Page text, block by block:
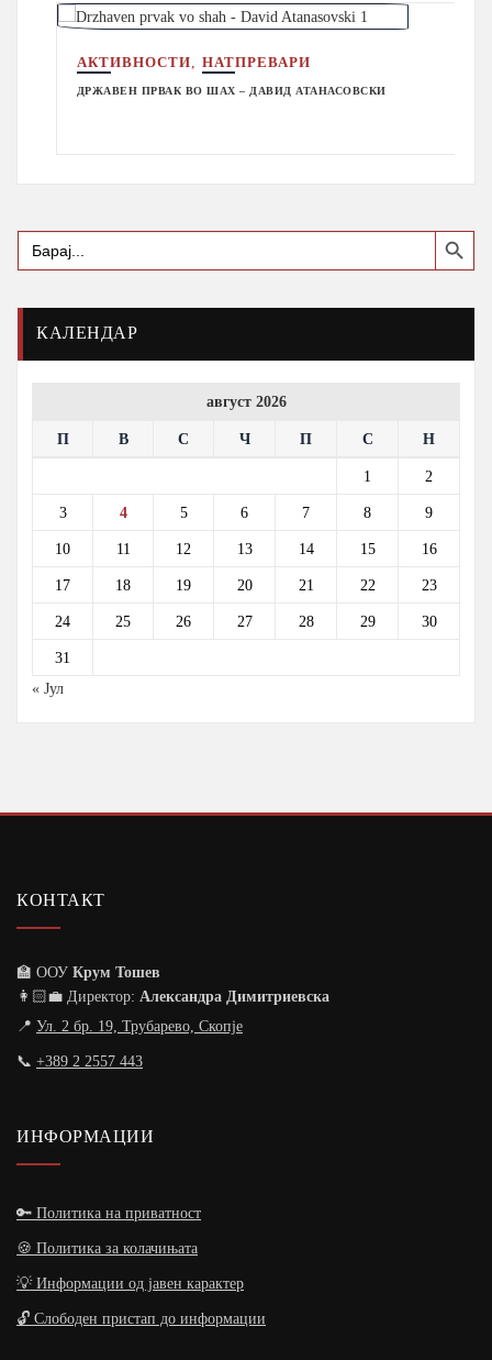
АКТИВНОСТИ,НАТПРЕВАРИ
ДРЖАВЕН ПРВАК ВО ШАХ – ДАВИД АТАНАСОВСКИ
Search
for:
Search Button
КАЛЕНДАР
август 2026
П В С Ч П С Н
1 2
3 4 5 6 7 8 9
10 11 12 13 14 15 16
17 18 19 20 21 22 23
24 25 26 27 28 29 30
31
« Јул
КОНТАКТ
🏫 ООУ Крум Тошев
👩🏻‍💼 Директор: Александра Димитриевска
📍 Ул. 2 бр. 19, Трубарево, Скопје
📞 +389 2 2557 443
ИНФОРМАЦИИ
🔑 Политика на приватност
🍪 Политика за колачињата
💡 Информации од јавен карактер
🔓 Слободен пристап до информации